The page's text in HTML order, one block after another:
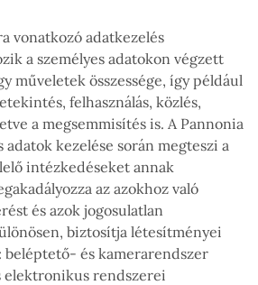
vonatkozó adatkezelés
a személyes adatokon végzett
műveletek összessége, így például
felhasználás, közlés,
a megsemmisítés is. A Pannonia
adatok kezelése során megteszi a
intézkedéseket annak
az azokhoz való
és azok jogosulatlan
biztosítja létesítményei
és kamerarendszer
elektronikus rendszerei